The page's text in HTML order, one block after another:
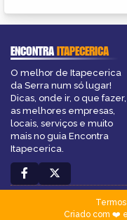
ENCONTRAITAPECERICA
O melhor de Itapecerica
da Serra num só lugar!
Dicas, onde ir, o que fazer,
as melhores empresas,
locais, serviços e muito
mais no guia Encontra
Itapecerica.
Termos|
Criado com ❤️